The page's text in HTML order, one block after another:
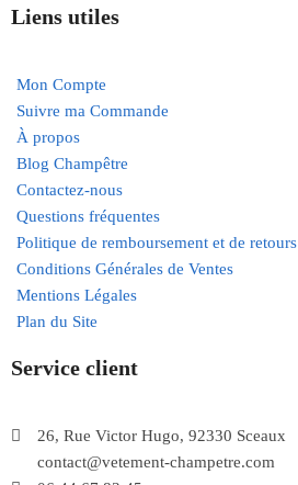
Liens utiles
Mon Compte
Suivre ma Commande
À propos
Blog Champêtre
Contactez-nous
Questions fréquentes
Politique de remboursement et de retours
Conditions Générales de Ventes
Mentions Légales
Plan du Site
Service client
26, Rue Victor Hugo, 92330 Sceaux
contact@vetement-champetre.com